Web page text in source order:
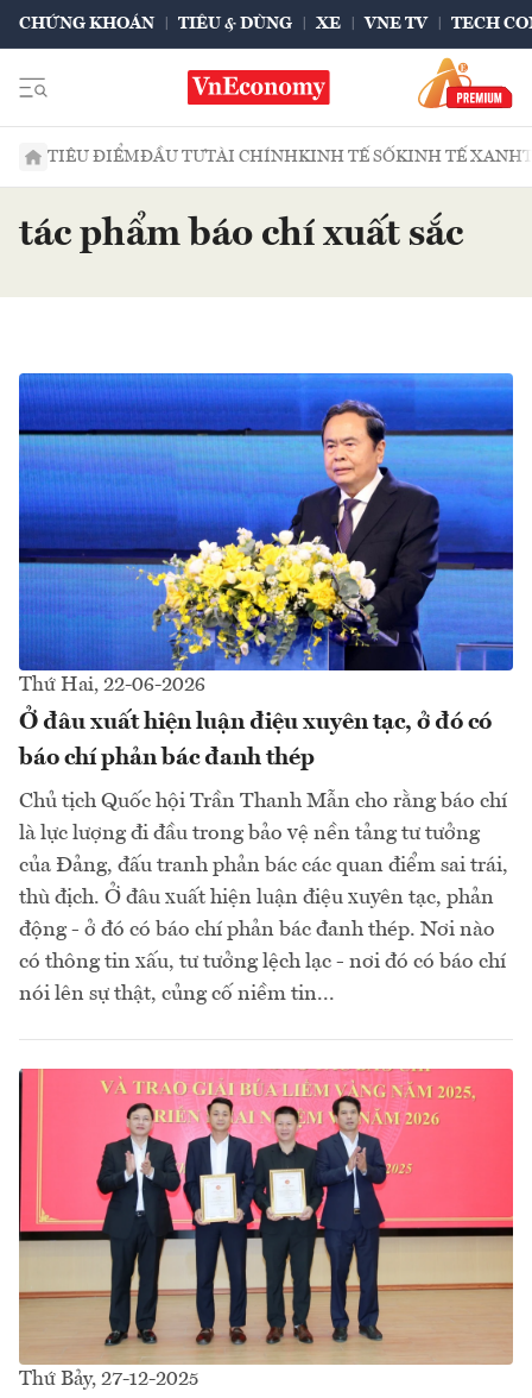
CHỨNG KHOÁN TIÊU & DÙNG XE VNE TV TECH
TIÊU ĐIỂMĐẦU TƯTÀI CHÍNHKINH TẾ SỐKINH TẾ XANH
tác phẩm báo chí xuất sắc
Thứ Hai, 22-06-2026
Ở đâu xuất hiện luận điệu xuyên tạc, ở đó có
báo chí phản bác đanh thép
Chủ tịch Quốc hội Trần Thanh Mẫn cho rằng báo chí
là lực lượng đi đầu trong bảo vệ nền tảng tư tưởng
của Đảng, đấu tranh phản bác các quan điểm sai trái,
thù địch. Ở đâu xuất hiện luận điệu xuyên tạc, phản
động - ở đó có báo chí phản bác đanh thép. Nơi nào
có thông tin xấu, tư tưởng lệch lạc - nơi đó có báo chí
nói lên sự thật, củng cố niềm tin...
Thứ Bảy, 27-12-2025